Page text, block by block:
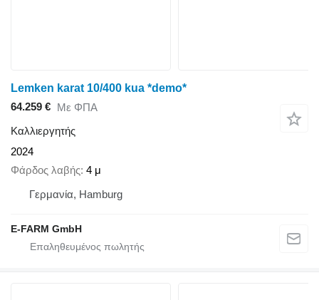
Lemken karat 10/400 kua *demo*
64.259 € Με ΦΠΑ
Καλλιεργητής
2024
Φάρδος λαβής 4 μ
Γερμανία, Hamburg
E-FARM GmbH